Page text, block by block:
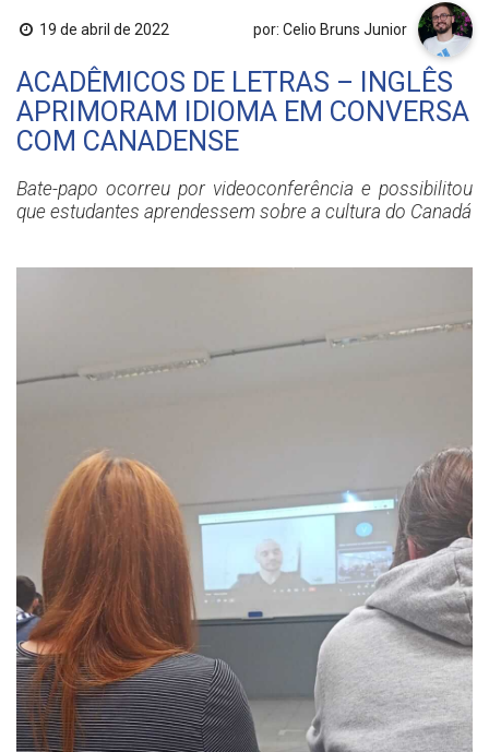
19 de abril de 2022 por: Celio Bruns Junior
ACADÊMICOS DE LETRAS – INGLÊS
APRIMORAM IDIOMA EM CONVERSA
COM CANADENSE
Bate-papo ocorreu por videoconferência e possibilitou
que estudantes aprendessem sobre a cultura do Canadá